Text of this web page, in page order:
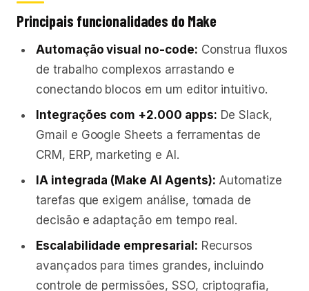
Principais funcionalidades do Make
Automação visual no-code: Construa fluxos
de trabalho complexos arrastando e
conectando blocos em um editor intuitivo.
Integrações com +2.000 apps: De Slack,
Gmail e Google Sheets a ferramentas de
CRM, ERP, marketing e AI.
IA integrada (Make AI Agents): Automatize
tarefas que exigem análise, tomada de
decisão e adaptação em tempo real.
Escalabilidade empresarial: Recursos
avançados para times grandes, incluindo
controle de permissões, SSO, criptografia,